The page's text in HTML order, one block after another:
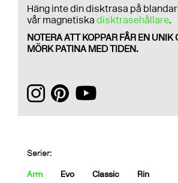
Häng inte din disktrasa på
vår magnetiska disktrasehållare.
NOTERA ATT KOPPAR FÅR EN UNIK
MÖRK PATINA MED TIDEN.
Serier:
Arm Evo Classic Rin